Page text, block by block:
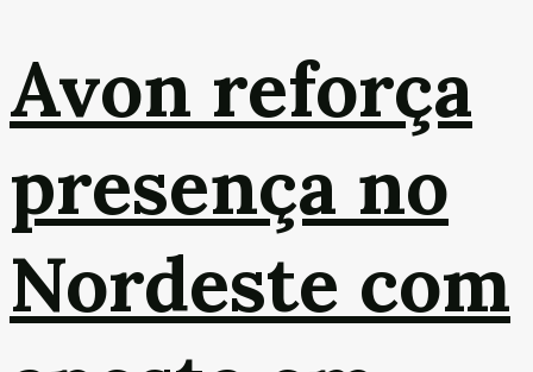
Avon reforça
presença no
Nordeste com